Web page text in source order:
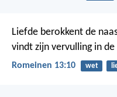
Liefde berokkent de
vindt zijn vervulling in
Romeinen 13:10 wet